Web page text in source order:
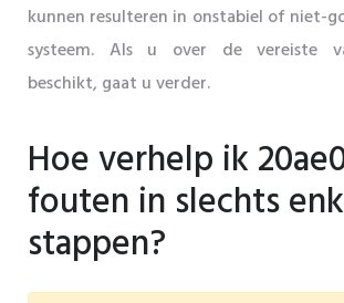
kunnen resulteren in onstabiel of niet-
systeem. Als u over de vereiste
beschikt, gaat u verder.
Hoe verhelp ik
fouten in slechts
stappen?